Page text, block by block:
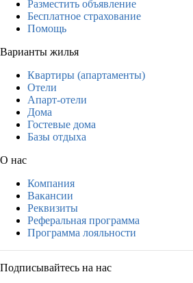
Разместить объявление
Бесплатное страхование
Помощь
Варианты жилья
Квартиры (апартаменты)
Отели
Апарт-отели
Дома
Гостевые дома
Базы отдыха
О нас
Компания
Вакансии
Реквизиты
Реферальная программа
Программа лояльности
Подписывайтесь на нас